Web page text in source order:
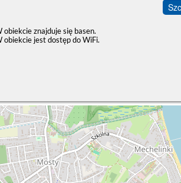
obiekcie znajduje się basen.
obiekcie jest dostęp do WiFi.